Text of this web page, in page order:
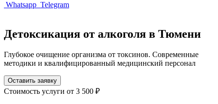
Whatsapp Telegram
Детоксикация от алкоголя в Тюмени
Глубокое очищение организма от токсинов. Современные
методики и квалифицированный медицинский персонал
Оставить заявку
Стоимость услуги от 3 500 ₽